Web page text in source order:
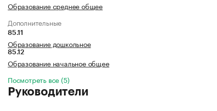
Образование среднее общее
Дополнительные
85.11
Образование дошкольное
85.12
Образование начальное общее
Посмотреть все (5)
Руководители